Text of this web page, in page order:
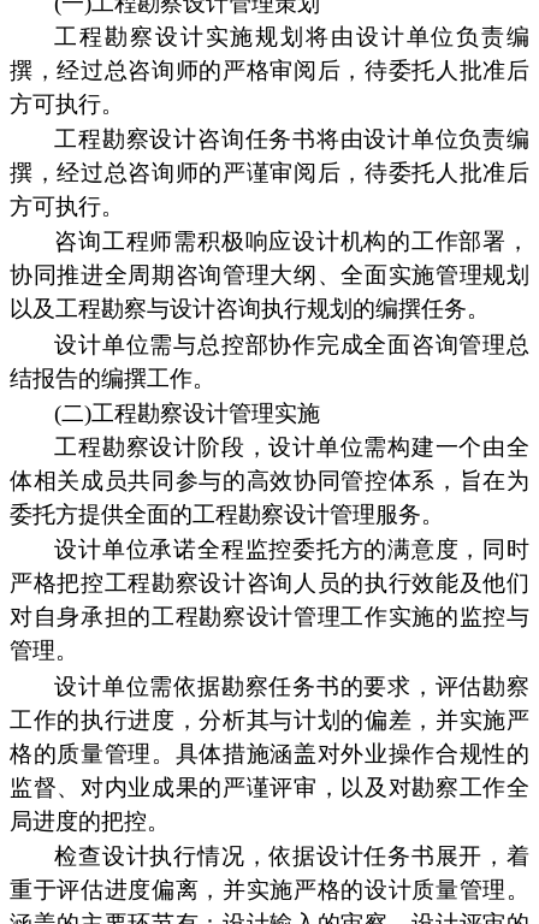
工程勘察设计实施规划将由设计单位负责编
撰，经过总咨询师的严格审阅后，待委托人批准后
方可执行。
工程勘察设计咨询任务书将由设计单位负责编
撰，经过总咨询师的严谨审阅后，待委托人批准后
方可执行。
咨询工程师需积极响应设计机构的工作部署，
协同推进全周期咨询管理大纲、全面实施管理规划
以及工程勘察与设计咨询执行规划的编撰任务。
设计单位需与总控部协作完成全面咨询管理总
结报告的编撰工作。
(二)工程勘察设计管理实施
工程勘察设计阶段，设计单位需构建一个由全
体相关成员共同参与的高效协同管控体系，旨在为
委托方提供全面的工程勘察设计管理服务。
设计单位承诺全程监控委托方的满意度，同时
严格把控工程勘察设计咨询人员的执行效能及他们
对自身承担的工程勘察设计管理工作实施的监控与
管理。
设计单位需依据勘察任务书的要求，评估勘察
工作的执行进度，分析其与计划的偏差，并实施严
格的质量管理。具体措施涵盖对外业操作合规性的
监督、对内业成果的严谨评审，以及对勘察工作全
局进度的把控。
检查设计执行情况，依据设计任务书展开，着
重于评估进度偏离，并实施严格的设计质量管理。